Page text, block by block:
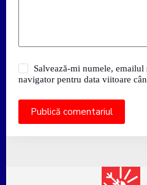
Salvează-mi numele,
navigator pentru data viitoare
Publică comentariul